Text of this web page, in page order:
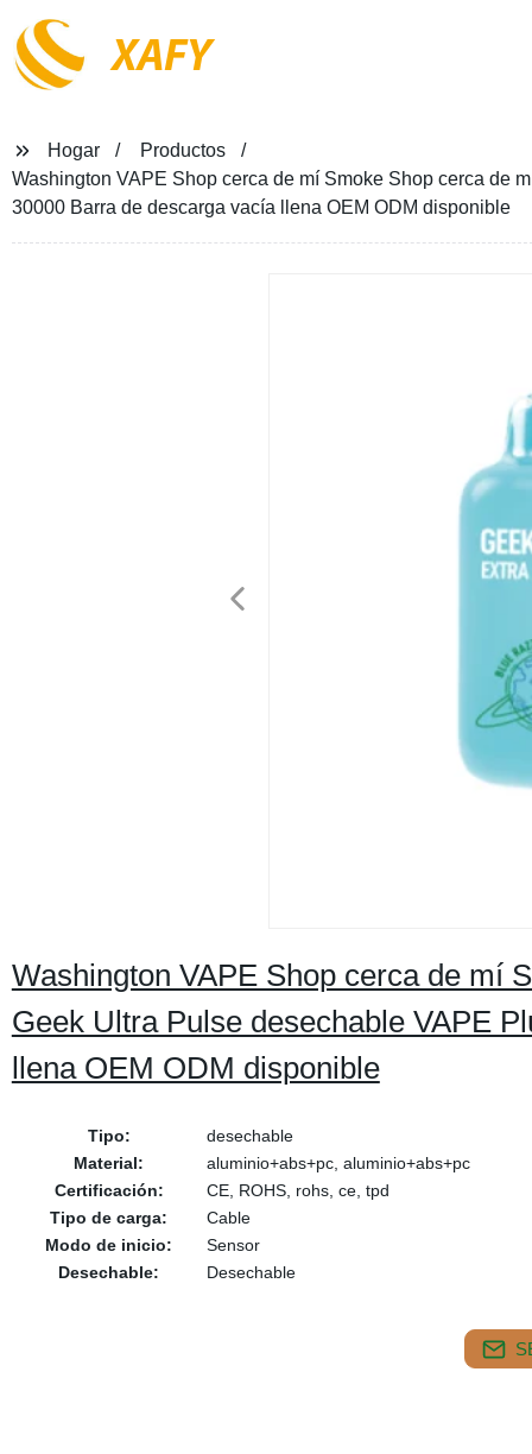
XAFY
Hogar
Productos
Washington VAPE Shop cerca de mí Smoke Shop cerca de
30000 Barra de descarga vacía llena OEM ODM disponible
Washington VAPE Shop cerca de mí
Geek Ultra Pulse desechable VAPE
llena OEM ODM disponible
Tipo:
desechable
Material:
aluminio+abs+pc, aluminio+abs+pc
Certificación:
CE, ROHS, rohs, ce, tpd
Tipo de carga:
Cable
Modo de inicio:
Sensor
Desechable:
Desechable